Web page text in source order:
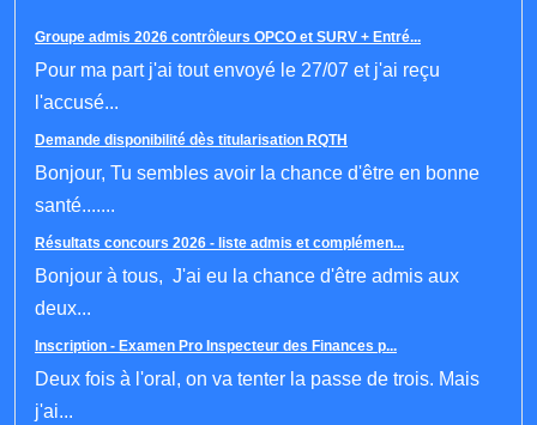
Groupe admis 2026 contrôleurs OPCO et SURV + Entré...
Pour ma part j'ai tout envoyé le 27/07 et j'ai reçu
l'accusé...
Demande disponibilité dès titularisation RQTH
Bonjour, Tu sembles avoir la chance d'être en bonne
santé.......
Résultats concours 2026 - liste admis et complémen...
Bonjour à tous, J'ai eu la chance d'être admis aux
deux...
Inscription - Examen Pro Inspecteur des Finances p...
Deux fois à l'oral, on va tenter la passe de trois. Mais
j'ai...